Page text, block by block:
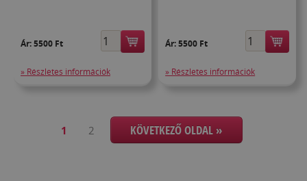
Ár:5500 Ft
» Részletes információk
Ár:5500 Ft
» Részletes információk
1 2 KÖVETKEZŐ OLDAL »